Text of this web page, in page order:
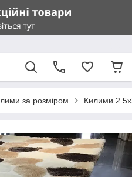
за розміром Килими